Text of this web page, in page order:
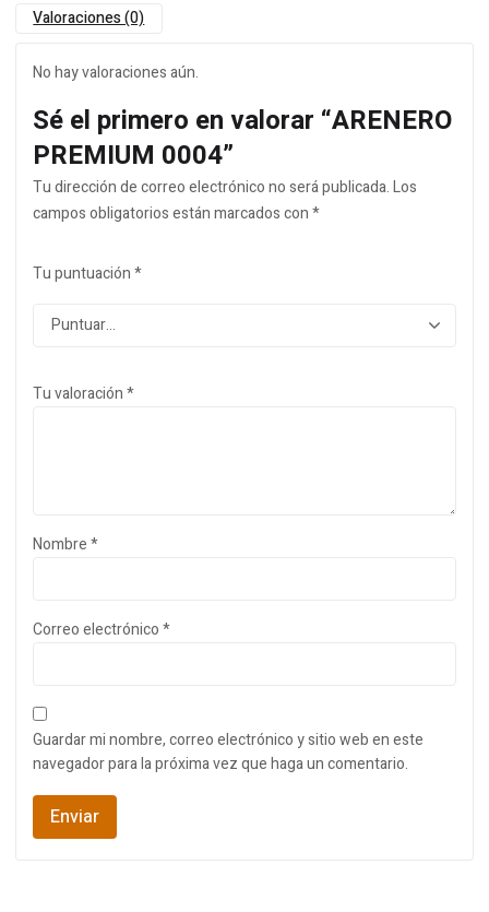
Valoraciones (0)
No hay valoraciones aún.
Sé el primero en valorar “ARENERO
PREMIUM 0004”
Tu dirección de correo electrónico no será publicada.Los
campos obligatorios están marcados con*
Tu puntuación*
Tu valoración*
Nombre*
Correo electrónico*
Guardar mi nombre, correo electrónico y sitio web en este
navegador para la próxima vez que haga un comentario.